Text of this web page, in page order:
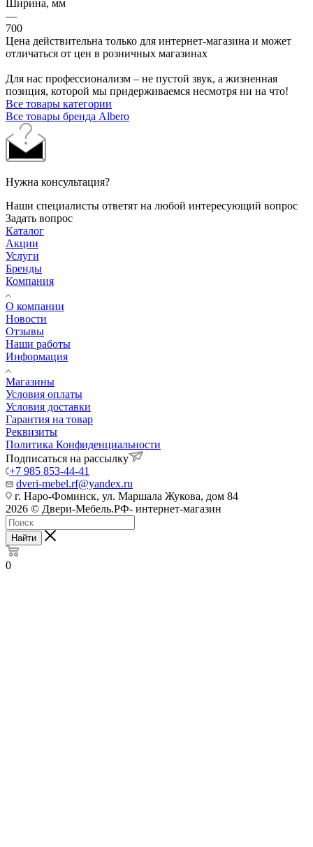
Ширина, мм
—
700
Цена действительна только для интернет-магазина и может
отличаться от цен в розничных магазинах
Для нас профессионализм – не пустой звук, а жизненная
позиция, которой мы придерживаемся несмотря ни на что!
Все товары категории
Все товары бренда Albero
Нужна консультация?
Наши специалисты ответят на любой интересующий вопрос
Задать вопрос
Каталог
Акции
Услуги
Бренды
Компания
О компании
Новости
Отзывы
Наши работы
Информация
Магазины
Условия оплаты
Условия доставки
Гарантия на товар
Реквизиты
Политика Конфиденциальности
Подписаться на рассылку
+7 985 853-44-41
dveri-mebel.rf@yandex.ru
г. Наро-Фоминск, ул. Маршала Жукова, дом 84
2026 © Двери-Мебель.РФ- интернет-магазин
Найти
0